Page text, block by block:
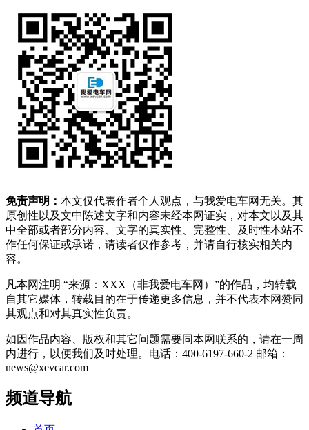
免责声明： 本文仅代表作者个人观点，与我爱电车网无关。其
原创性以及文中陈述文字和内容未经本网证实，对本文以及其
中全部或者部分内容、文字的真实性、完整性、及时性本站不
作任何保证或承诺，请读者仅作参考，并请自行核实相关内
容。
凡本网注明 “来源：XXX（非我爱电车网）”的作品，均转载
自其它媒体，转载目的在于传递更多信息，并不代表本网赞同
其观点和对其真实性负责。
如因作品内容、版权和其它问题需要同本网联系的，请在一周
内进行，以便我们及时处理。电话：400-6197-660-2 邮箱：
news@xevcar.com
频道导航